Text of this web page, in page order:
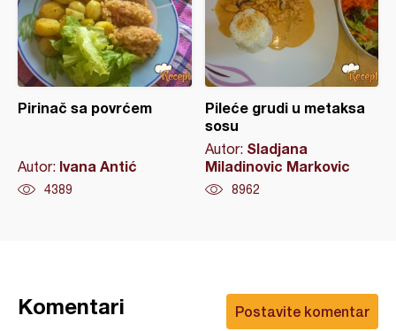
Pirinač sa povrćem
Autor: Ivana Antić
4389
Pileće grudi u metaksa
sosu
Autor: Sladjana
Miladinovic Markovic
8962
Postavite komentar
Komentari